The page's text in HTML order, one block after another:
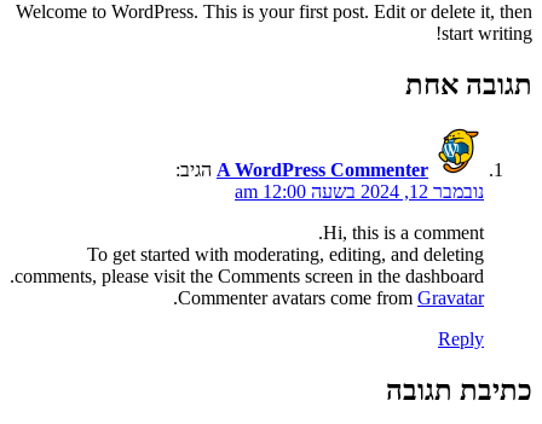
Welcome to WordPress. This is your first post. Edit or
אחת
A WordPress Commenter הגיב:
Hi, this is a
To get started with moderating, editing, and
comments, please visit the Comments screen in the
Commenter avatars come from
.
תגובה